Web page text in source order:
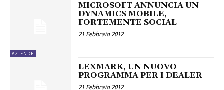
AZIENDE
MICROSOFT ANNUNCIA UN
DYNAMICS MOBILE,
FORTEMENTE SOCIAL
21 Febbraio 2012
LEXMARK, UN NUOVO
PROGRAMMA PER I DEALER
21 Febbraio 2012